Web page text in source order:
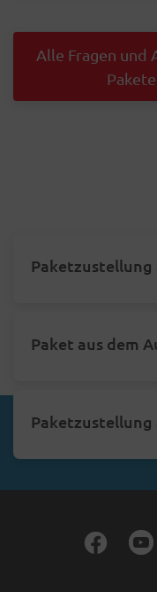
Alle Fragen und
Paket aus dem